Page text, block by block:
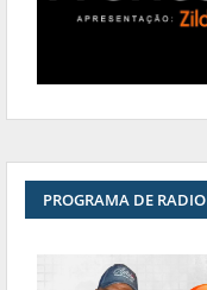
PROGRAMA DE RADIO